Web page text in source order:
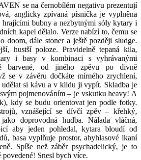
se na černobílém negativu prezentují
anglicky zpívaná písnička je vyplněna
hrajícími bubny a nezbytnými sóly kytary i
kapel dělalo. Verze nabízí to, čemu se
doom, dále stoner a ještě později sludge.
hustší poloze. Pravidelně tepaná kila,
i basy v kombinaci s vyhrávanými
barvené, od jiného zpěvu po divně
se v závěru dočkáte mírného zrychlení,
udělat si kávu a v klidu ji vypít. Skladba je
pojmenováním – je vskutku heavy! A
kdy se budu orientovat jen podle fotky.
vznášející se dívčí zpěv – křehký,
doprovodná hudba. Nálada vláčná,
aby jeden pohledal, kytara bloudí od
basa vyplňuje prostor, abyhlasové lkaní
Spíše než záběr psychadelický, je to
Snesl bych více.